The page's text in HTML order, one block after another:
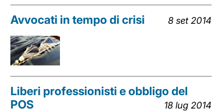
Avvocati in tempo di crisi 8 set 2014
Liberi professionisti e obbligo del
POS
18 lug 2014